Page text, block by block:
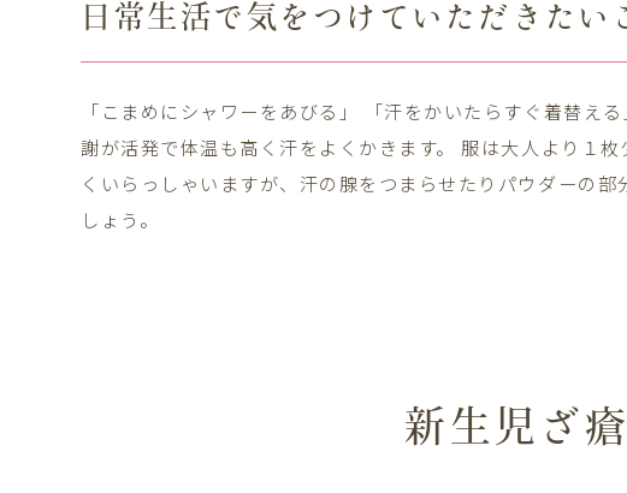
日常生活で気をつけていただきたい
「こまめにシャワーをあびる」 「汗をかいたらすぐ着替え
謝が活発で体温も高く汗をよくかきます。 服は大人より１
くいらっしゃいますが、汗の腺をつまらせたりパウダーの
しょう。
新生児ざ